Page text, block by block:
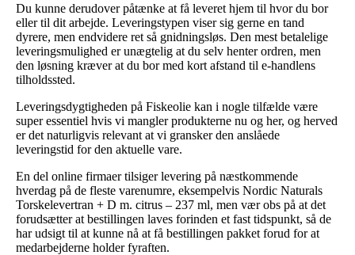
Du kunne derudover påtænke at få leveret hjem til hvor du bor
eller til dit arbejde. Leveringstypen viser sig gerne en tand
dyrere, men endvidere ret så gnidningsløs. Den mest betalelige
leveringsmulighed er unægtelig at du selv henter ordren, men
den løsning kræver at du bor med kort afstand til e-handlens
tilholdssted.
Leveringsdygtigheden på Fiskeolie kan i nogle tilfælde være
super essentiel hvis vi mangler produkterne nu og her, og herved
er det naturligvis relevant at vi gransker den anslåede
leveringstid for den aktuelle vare.
En del online firmaer tilsiger levering på næstkommende
hverdag på de fleste varenumre, eksempelvis Nordic Naturals
Torskelevertran + D m. citrus – 237 ml, men vær obs på at det
forudsætter at bestillingen laves forinden et fast tidspunkt, så de
har udsigt til at kunne nå at få bestillingen pakket forud for at
medarbejderne holder fyraften.